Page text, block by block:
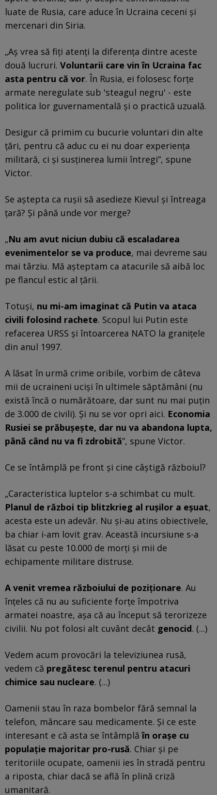
luate de Rusia, care aduce în Ucraina ceceni și
mercenari din Siria.
„Aș vrea să fiți atenți la diferența dintre aceste
două lucruri. Voluntarii care vin în Ucraina fac
asta pentru că vor. În Rusia, ei folosesc forțe
armate neregulate sub 'steagul negru' - este
politica lor guvernamentală și o practică uzuală.
Desigur că primim cu bucurie voluntari din alte
țări, pentru că aduc cu ei nu doar experiența
militară, ci și susținerea lumii întregi”, spune
Victor.
Se aștepta ca rușii să asedieze Kievul și întreaga
țară? Și până unde vor merge?
„Nu am avut niciun dubiu că escaladarea
evenimentelor se va produce, mai devreme sau
mai târziu. Mă așteptam ca atacurile să aibă loc
pe flancul estic al țării.
Totuși, nu mi-am imaginat că Putin va ataca
civili folosind rachete. Scopul lui Putin este
refacerea URSS și întoarcerea NATO la granițele
din anul 1997.
A lăsat în urmă crime oribile, vorbim de câteva
mii de ucraineni uciși în ultimele săptămâni (nu
există încă o numărătoare, dar sunt nu mai puțin
de 3.000 de civili). Și nu se vor opri aici. Economia
Rusiei se prăbușește, dar nu va abandona lupta,
până când nu va fi zdrobită”, spune Victor.
Ce se întâmplă pe front și cine câștigă războiul?
„Caracteristica luptelor s-a schimbat cu mult.
Planul de război tip blitzkrieg al rușilor a eșuat,
acesta este un adevăr. Nu și-au atins obiectivele,
ba chiar i-am lovit grav. Această incursiune s-a
lăsat cu peste 10.000 de morți și mii de
echipamente militare distruse.
A venit vremea războiului de poziționare. Au
înțeles că nu au suficiente forțe împotriva
armatei noastre, așa că au început să terorizeze
civilii. Nu pot folosi alt cuvânt decât genocid. (...)
Vedem acum provocări la televiziunea rusă,
vedem că pregătesc terenul pentru atacuri
chimice sau nucleare. (...)
Oamenii stau în raza bombelor fără semnal la
telefon, mâncare sau medicamente. Și ce este
interesant e că asta se întâmplăîn orașe cu
populație majoritar pro-rusă. Chiar și pe
teritoriile ocupate, oamenii ies în stradă pentru
a riposta, chiar dacă se află în plină criză
umanitară.